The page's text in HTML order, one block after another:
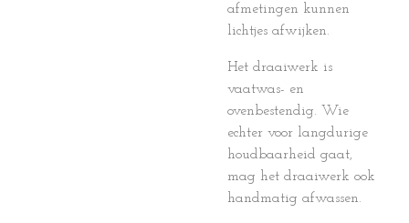
afmetingen kunnen
lichtjes afwijken.
Het draaiwerk is
vaatwas- en
ovenbestendig. Wie
echter voor langdurige
houdbaarheid gaat,
mag het draaiwerk ook
handmatig afwassen.